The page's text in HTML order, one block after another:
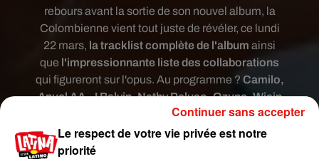
rebours avant la sortie de son nouvel album, la
Colombienne vient tout juste de révéler, ce lundi
22 mars, la tracklist complète de l'album ainsi
que l'impressionnante liste des collaborations
qui figureront sur l'opus. Au programme ? Camilo,
Anuel AA, J Balvin, Nathy Peluso, Ozuna, Wisin
y Yandel, Ludacris ou encore Nicky Jam ont
répondu présents pour le troisième album studio
de Karol G après
Le respect de votre vie privée est notre
priorité
Continuer sans accepter